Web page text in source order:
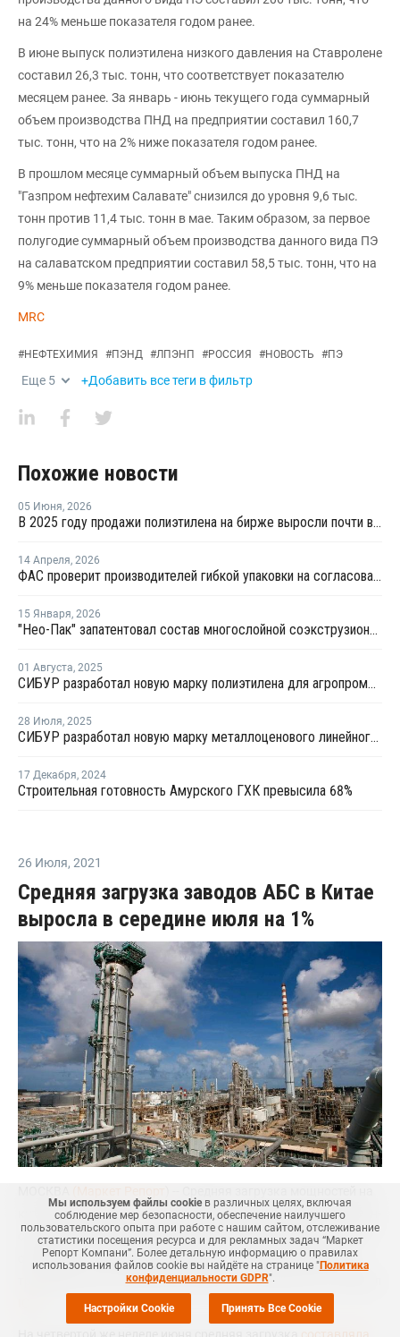
на 24% меньше показателя годом ранее.
В июне выпуск полиэтилена низкого давления на Ставролене
составил 26,3 тыс. тонн, что соответствует показателю
месяцем ранее. За январь - июнь текущего года суммарный
объем производства ПНД на предприятии составил 160,7
тыс. тонн, что на 2% ниже показателя годом ранее.
В прошлом месяце суммарный объем выпуска ПНД на
"Газпром нефтехим Салавате" снизился до уровня 9,6 тыс.
тонн против 11,4 тыс. тонн в мае. Таким образом, за первое
полугодие суммарный объем производства данного вида ПЭ
на салаватском предприятии составил 58,5 тыс. тонн, что на
9% меньше показателя годом ранее.
MRC
#НЕФТЕХИМИЯ #ПЭНД #ЛПЭНП #РОССИЯ #НОВОСТЬ #ПЭ
Еще 5 +Добавить все теги в фильтр
Похожие новости
05 Июня, 2026
В 2025 году продажи полиэтилена на бирже выросли почти в 13 раз
14 Апреля, 2026
ФАС проверит производителей гибкой упаковки на согласованное повышение цен
15 Января, 2026
"Нео-Пак" запатентовал состав многослойной соэкструзионной пленки
01 Августа, 2025
СИБУР разработал новую марку полиэтилена для агропромышленного комплекса
28 Июля, 2025
СИБУР разработал новую марку металлоценового линейного полиэтилена
17 Декабря, 2024
Строительная готовность Амурского ГХК превысила 68%
26 Июля, 2021
Средняя загрузка заводов АБС в Китае
выросла в середине июля на 1%
китайских заводах по производству акрилонитрил-бутадиен-
стирола (АБС) увеличилась на второй неделе июля на 1% по
сравнению с уровнем неделей ранее, тем самым прервав
трехнедельный стабильный тренд, и составила 85%, сообщил
Мы используем файлы cookie в различных целях, включая
соблюдение мер безопасности, обеспечение наилучшего
пользовательского опыта при работе с нашим сайтом, отслеживание
статистики посещения ресурса и для рекламных задач “Маркет
Репорт Компани”. Более детальную информацию о правилах
использования файлов cookie вы найдёте на странице "Политика
конфиденциальности GDPR".
Настройки Cookie Принять Все Cookie